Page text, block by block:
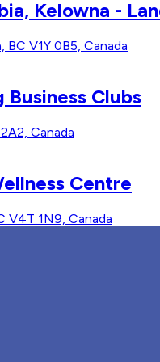
Kelowna -
BC V1Y 0B5, Canada
Clubs
Canada
Centre
V4T 1N9, Canada